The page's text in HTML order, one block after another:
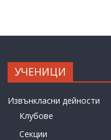
УЧЕНИЦИ
Извънкласни дейности
Клубове
Секции